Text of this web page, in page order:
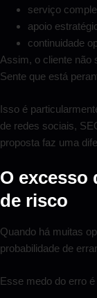
serviço
apoio
continuidade
Assim, o cliente não
Sente que está
Isso é
de redes sociais,
proposta faz uma
O excesso
de risco
Quando há muitas
probabilidade de
Esse medo do erro